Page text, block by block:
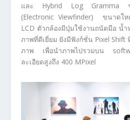
และ Hybrid Log Gramma ช่
(Electronic Viewfinder) ขนาดใ
LCD ตัวกล้องมีปุ่มใช้งานถนัดมือ น้
ภาพที่ดีเยี่ยม ยังมีฟังก์ชั่น Pixel Shift
ภาพ เพื่อนำภาพไปรวมบน
ละเอียดสูงถึง 400 MPixel